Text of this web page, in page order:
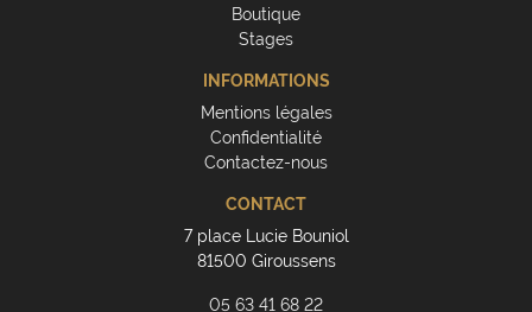
Boutique
Stages
INFORMATIONS
Mentions légales
Confidentialité
Contactez-nous
CONTACT
7 place Lucie Bouniol
81500 Giroussens
05 63 41 68 22